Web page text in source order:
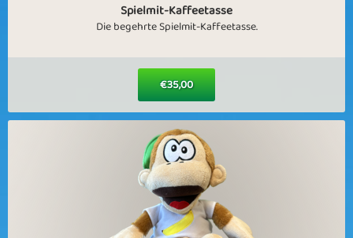
Spielmit-Kaffeetasse
Die begehrte Spielmit-Kaffeetasse.
€35,00